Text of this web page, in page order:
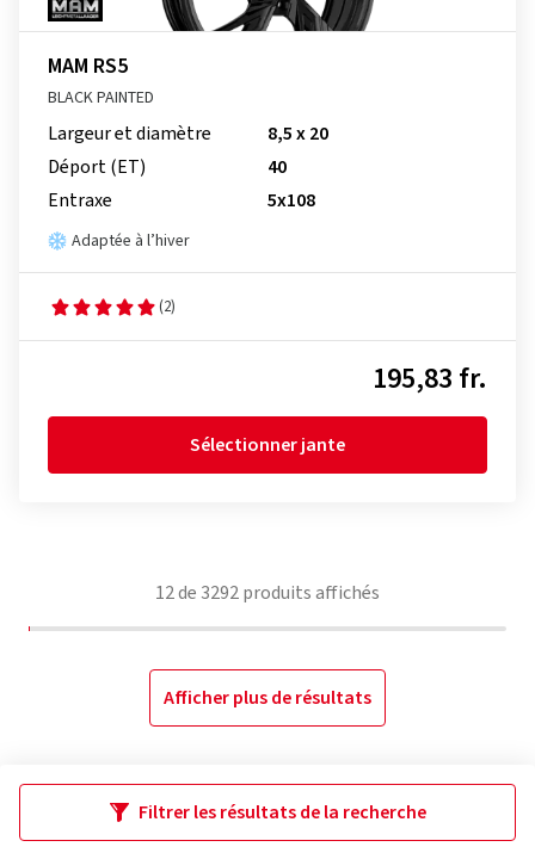
MAM RS5
BLACK PAINTED
Largeur et diamètre
8,5 x 20
Déport (ET)
40
Entraxe
5x108
Adaptée à l’hiver
(2)
195,83 fr.
Sélectionner jante
12de 3292produits affichés
Afficher plus de résultats
Filtrer les résultats de la recherche